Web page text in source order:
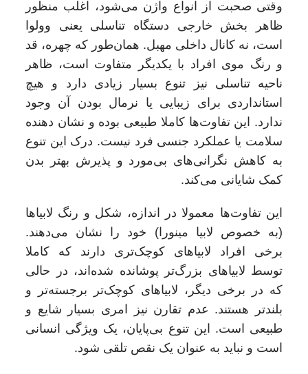
وقتی صحبت از انواع واژن می‌شود، اغلب منظور
ظاهر بخش خارجی دستگاه تناسلی یعنی وولوا
است، نه کانال داخلی مهبل. همان‌طور که چهره، قد
و رنگ موی افراد با یکدیگر متفاوت است، ظاهر
ناحیه تناسلی نیز تنوع بسیار زیادی دارد و هیچ
استانداردی برای زیبایی یا نرمال بودن آن وجود
ندارد. این تفاوت‌ها کاملا طبیعی بوده و نشان‌ دهنده
سلامت یا عملکرد جنسی فرد نیست. درک این تنوع
به کاهش نگرانی‌های بی‌مورد و پذیرش بهتر بدن
کمک شایانی می‌کند.
این تفاوت‌ها معمولا در اندازه، شکل و رنگ لابیاها
(به خصوص لابیا مینورا) خود را نشان می‌دهند.
برخی افراد لابیاهای کوچک‌تری دارند که کاملا
توسط لابیاهای بزرگ‌تر پوشانده شده‌اند، در حالی
که در برخی دیگر، لابیاهای کوچک‌تر برجسته‌تر و
بلندتر هستند. عدم تقارن نیز امری بسیار شایع و
طبیعی است. این تنوع بی‌پایان، یک ویژگی انسانی
است و نباید به عنوان یک نقص تلقی شود.